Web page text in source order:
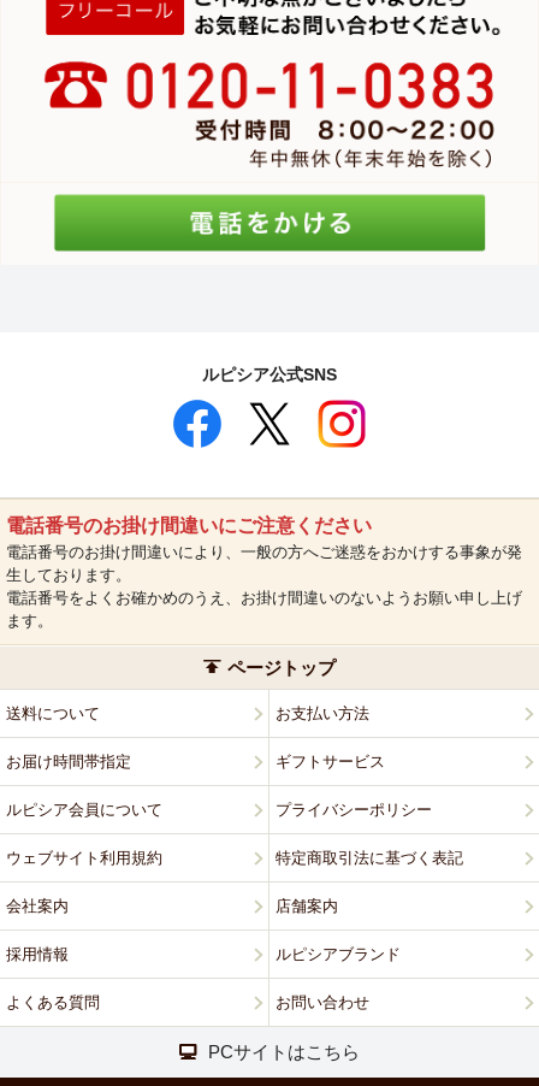
ルピシア公式SNS
電話番号のお掛け間違いにご注意ください
電話番号のお掛け間違いにより、一般の方へご迷惑をおかけする事象が発
生しております。
電話番号をよくお確かめのうえ、お掛け間違いのないようお願い申し上げ
ます。
ページトップ
送料について お支払い方法
お届け時間帯指定 ギフトサービス
ルピシア会員について プライバシーポリシー
ウェブサイト利用規約 特定商取引法に基づく表記
会社案内 店舗案内
採用情報 ルピシアブランド
よくある質問 お問い合わせ
PCサイトはこちら